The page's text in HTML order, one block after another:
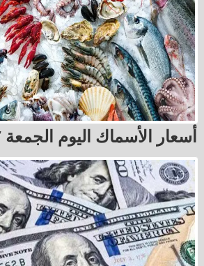
أسعار الأسماك اليوم الجمعة 7 أغسطس